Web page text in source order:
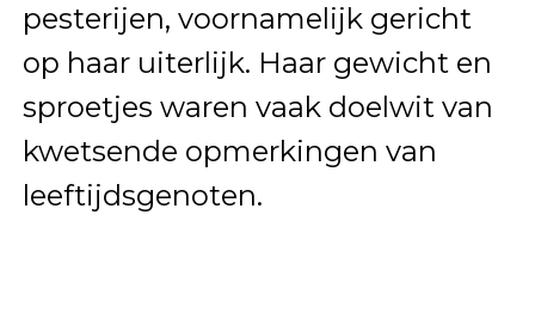
pesterijen, voornamelijk gericht
op haar uiterlijk. Haar gewicht en
sproetjes waren vaak doelwit van
kwetsende opmerkingen van
leeftijdsgenoten.